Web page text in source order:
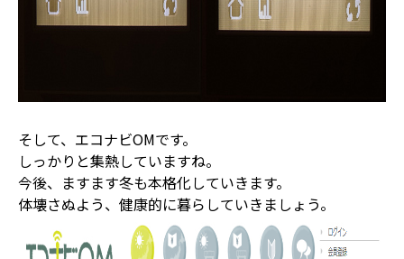
そして、エコナビOMです。
しっかりと集熱していますね。
今後、ますます冬も本格化していきます。
体壊さぬよう、健康的に暮らしていきましょう。